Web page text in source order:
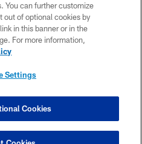
US
MAP
SETTINGS
You can further customize
out of optional cookies by
in this banner or in the
For more information,
Settings
Cookies